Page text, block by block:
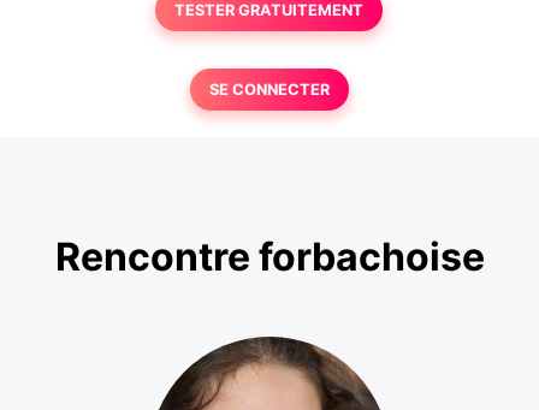
TESTER GRATUITEMENT
SE CONNECTER
Rencontre forbachoise